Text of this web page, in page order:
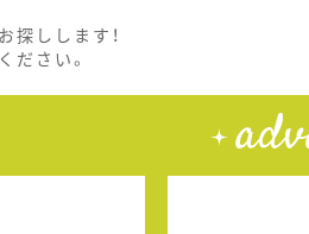
探しします！
ださい。